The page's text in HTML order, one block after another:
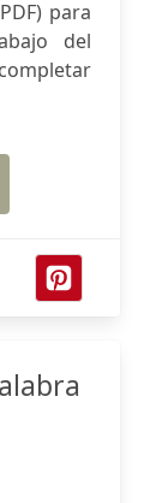
para
del